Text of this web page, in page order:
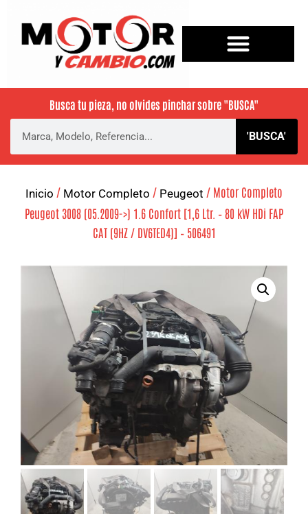
Busca tu pieza, no olvides pinchar sobre "BUSCA"
'BUSCA'
Inicio / Motor Completo / Peugeot / Motor Completo
Peugeot 3008 (05.2009->) 1.6 Confort [1,6 Ltr. – 80 kW HDi FAP
CAT (9HZ / DV6TED4)] – 506491